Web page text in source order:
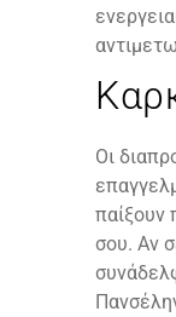
Οι
παίξουν
σου. Αν